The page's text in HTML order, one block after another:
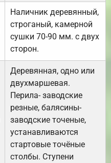
Наличник деревянный,
строганый, камерной
сушки 70-90 мм. с двух
сторон.
Деревянная, одно или
двухмаршевая.
Перила- заводские
резные, балясины-
заводские точеные,
устанавливаются
стартовые точёные
столбы. Ступени